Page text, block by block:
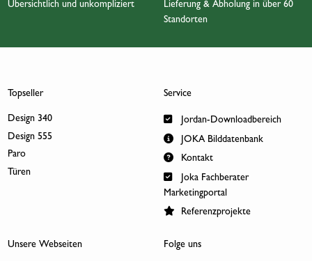
Übersichtlich und unkompliziert
Lieferung & Abholung in über 60
Standorten
Topseller
Design 340
Design 555
Paro
Türen
Service
Jordan-Downloadbereich
JOKA Bilddatenbank
Kontakt
Joka Fachberater
Marketingportal
Referenzprojekte
Unsere Webseiten Folge uns